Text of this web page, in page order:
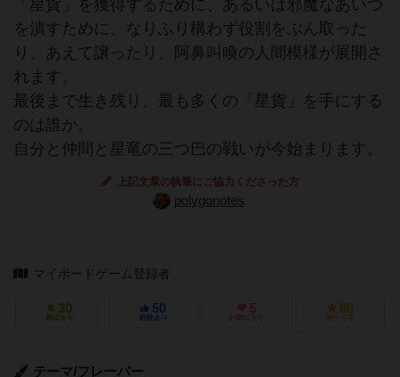
「星貨」を獲得するために、あるいは邪魔なあいつ
を潰すために、なりふり構わず役割をぶん取った
り、あえて譲ったり、阿鼻叫喚の人間模様が展開さ
れます。
最後まで生き残り、最も多くの「星貨」を手にする
のは誰か。
自分と仲間と星竜の三つ巴の戦いが今始まります。
上記文章の執筆にご協力くださった方
polygonotes
マイボードゲーム登録者
30
興味あり
50
経験あり
5
お気に入り
80
持ってる
テーマ/フレーバー